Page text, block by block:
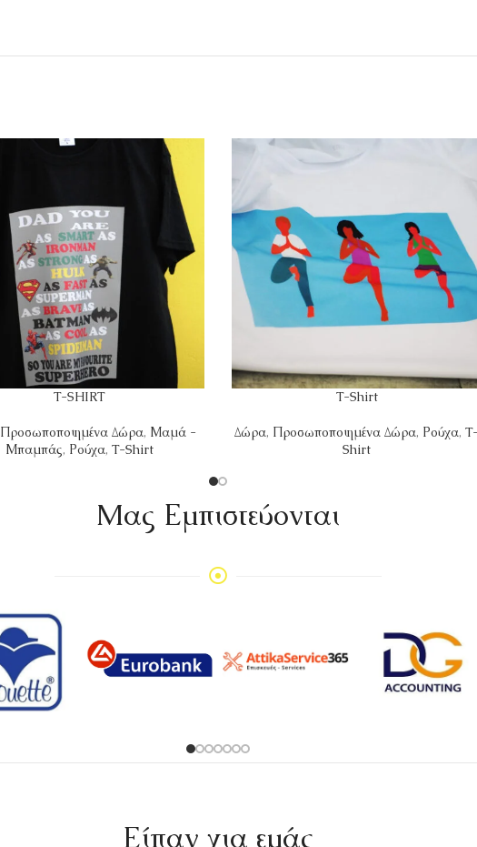
T-SHIRT
Προσωποποιημένα Δώρα, Μαμά -
Μπαμπάς, Ρούχα, T-Shirt
T-Shirt
Δώρα, Προσωποποιημένα Δώρα, Ρούχα,T-
Shirt
Mας Εμπιστεύονται
Είπαν για εμάς